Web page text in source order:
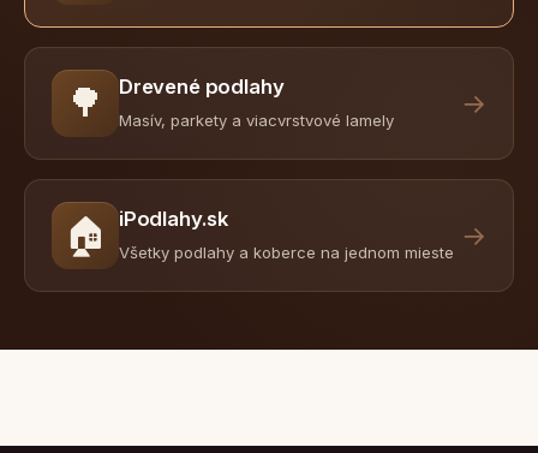
🌳 Drevené podlahy
Masív, parkety a viacvrstvové lamely
→
🏠 iPodlahy.sk
Všetky podlahy a koberce na jednom mieste
→